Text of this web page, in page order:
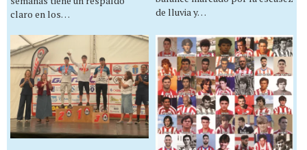
claro en los…
de lluvia y…